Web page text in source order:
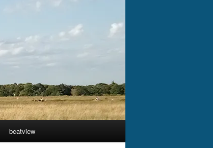
beatview